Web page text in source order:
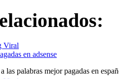
en adsense
las palabras mejor pagadas en